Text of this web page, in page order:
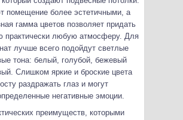
помещение более эстетичными, а
гамма цветов позволяет придать
практически любую атмосферу. Для
лучше всего подойдут светлые
тона: белый, голубой, бежевый
Слишком яркие и броские цвета
раздражать глаз и могут
негативные эмоции.
преимуществ, которыми